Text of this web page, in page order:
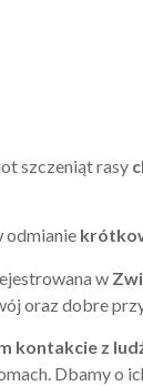
szczeniąt rasy
odmianie
w
oraz dobre
kontakcie z
Dbamy o